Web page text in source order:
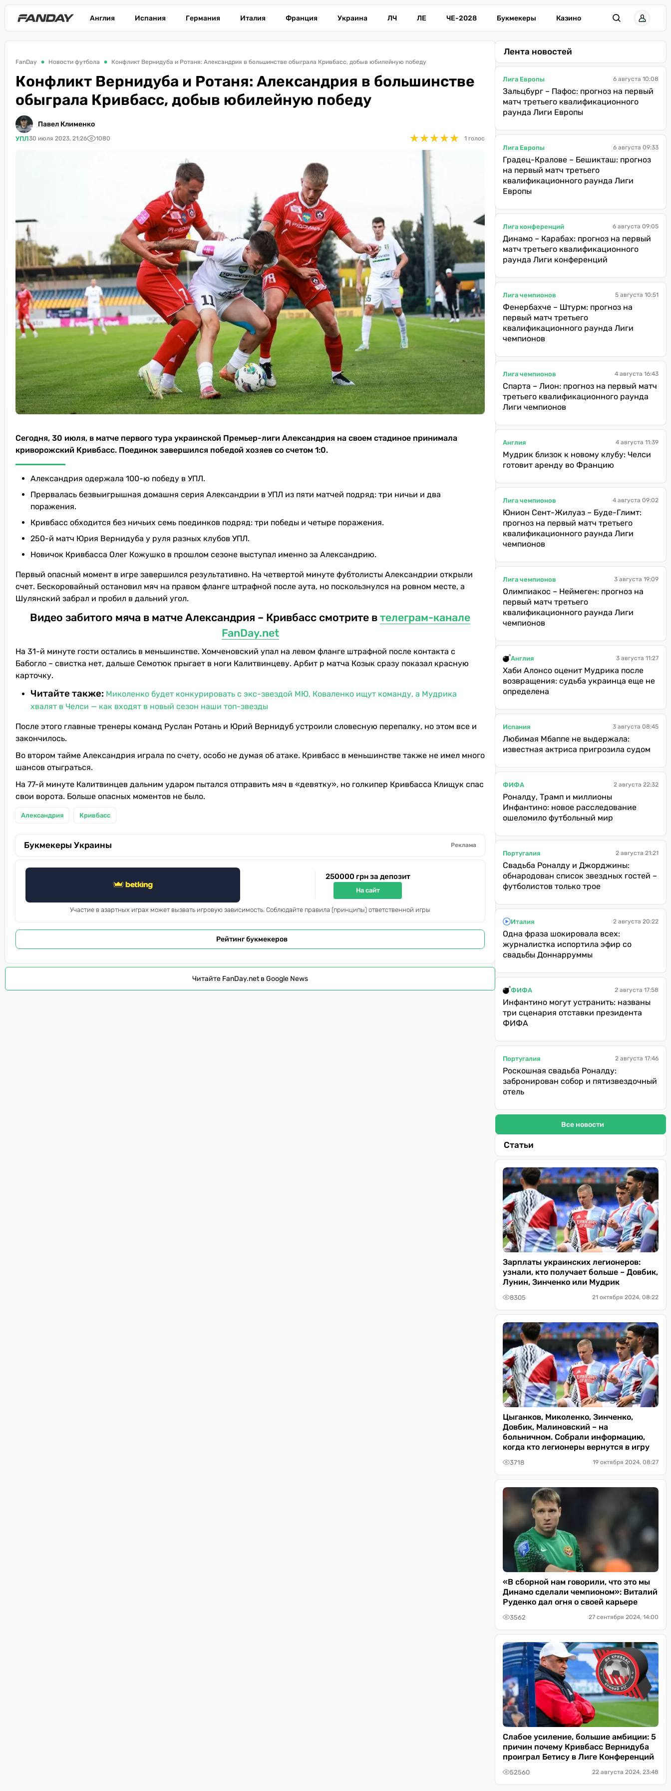
Англия Испания Германия Италия Франция Украина ЛЧ ЛЕ ЧЕ-2028 Букмекеры Казино
FanDay Новости футбола Конфликт Вернидуба и Ротаня: Александрия в большинстве обыграла Кривбасс, добыв юбилейную победу
Конфликт Вернидуба и Ротаня: Александрия в большинстве
обыграла Кривбасс, добыв юбилейную победу
Павел Клименко
УПЛ30 июля 2023, 21:26 1080 ★★★★★
★★★★★ 1 голос
Сегодня, 30 июля, в матче первого тура украинской Премьер-лиги Александрия на своем стадиное принимала
криворожский Кривбасс. Поединок завершился победой хозяев со счетом 1:0.
Александрия одержала 100-ю победу в УПЛ.
Прервалась безвыигрышная домашня серия Александрии в УПЛ из пяти матчей подряд: три ничьи и два
поражения.
Кривбасс обходится без ничьих семь поединков подряд: три победы и четыре поражения.
250-й матч Юрия Вернидуба у руля разных клубов УПЛ.
Новичок Кривбасса Олег Кожушко в прошлом сезоне выступал именно за Александрию.
Первый опасный момент в игре завершился результативно. На четвертой минуте фубтолисты Александрии открыли
счет. Бескоровайный остановил мяч на правом фланге штрафной после аута, но поскользнулся на ровном месте, а
Шулянский забрал и пробил в дальний угол.
Видео забитого мяча в матче Александрия – Кривбасс смотрите в телеграм-канале
FanDay.net
На 31-й минуте гости остались в меньшинстве. Хомченовский упал на левом фланге штрафной после контакта с
Бабогло – свистка нет, дальше Семотюк прыгает в ноги Калитвинцеву. Арбит р матча Козык сразу показал красную
карточку.
Читайте также: Миколенко будет конкурировать с экс-звездой МЮ, Коваленко ищут команду, а Мудрика
хвалят в Челси — как входят в новый сезон наши топ-звезды
После этого главные тренеры команд Руслан Ротань и Юрий Вернидуб устроили словесную перепалку, но этом все и
закончилось.
Во втором тайме Александрия играла по счету, особо не думая об атаке. Кривбасс в меньшинстве также не имел много
шансов отыграться.
На 77-й минуте Калитвинцев дальним ударом пытался отправить мяч в «девятку», но голкипер Кривбасса Клищук спас
свои ворота. Больше опасных моментов не было.
Александрия Кривбасс
Букмекеры Украины Реклама
250000 грн за депозит
На сайт
Участие в азартных играх может вызвать игровую зависимость. Соблюдайте правила (принципы) ответственной игры
Рейтинг букмекеров
Читайте FanDay.net в Google News
Лента новостей
Лига Европы 6 августа 10:08
Зальцбург – Пафос: прогноз на первый
матч третьего квалификационного
раунда Лиги Европы
Лига Европы 6 августа 09:33
Градец-Кралове – Бешикташ: прогноз
на первый матч третьего
квалификационного раунда Лиги
Европы
Лига конференций 6 августа 09:05
Динамо – Карабах: прогноз на первый
матч третьего квалификационного
раунда Лиги конференций
Лига чемпионов 5 августа 10:51
Фенербахче – Штурм: прогноз на
первый матч третьего
квалификационного раунда Лиги
чемпионов
Лига чемпионов 4 августа 16:43
Спарта – Лион: прогноз на первый матч
третьего квалификационного раунда
Лиги чемпионов
Англия 4 августа 11:39
Мудрик близок к новому клубу: Челси
готовит аренду во Францию
Лига чемпионов 4 августа 09:02
Юнион Сент-Жилуаз – Буде-Глимт:
прогноз на первый матч третьего
квалификационного раунда Лиги
чемпионов
Лига чемпионов 3 августа 19:09
Олимпиакос – Неймеген: прогноз на
первый матч третьего
квалификационного раунда Лиги
чемпионов
Англия 3 августа 11:27
Хаби Алонсо оценит Мудрика после
возвращения: судьба украинца еще не
определена
Испания 3 августа 08:45
Любимая Мбаппе не выдержала:
известная актриса пригрозила судом
ФИФА 2 августа 22:32
Роналду, Трамп и миллионы
Инфантино: новое расследование
ошеломило футбольный мир
Португалия 2 августа 21:21
Свадьба Роналду и Джорджины:
обнародован список звездных гостей –
футболистов только трое
Италия 2 августа 20:22
Одна фраза шокировала всех:
журналистка испортила эфир со
свадьбы Доннарруммы
ФИФА 2 августа 17:58
Инфантино могут устранить: названы
три сценария отставки президента
ФИФА
Португалия 2 августа 17:46
Роскошная свадьба Роналду:
забронирован собор и пятизвездочный
отель
Все новости
Статьи
Зарплаты украинских легионеров:
узнали, кто получает больше – Довбик,
Лунин, Зинченко или Мудрик
8305 21 октября 2024, 08:22
Цыганков, Миколенко, Зинченко,
Довбик, Малиновский – на
больничном. Собрали информацию,
когда кто легионеры вернутся в игру
3718 19 октября 2024, 08:27
«В сборной нам говорили, что это мы
Динамо сделали чемпионом»: Виталий
Руденко дал огня о своей карьере
3562 27 сентября 2024, 14:00
Слабое усиление, большие амбиции: 5
причин почему Кривбасс Вернидуба
проиграл Бетису в Лиге Конференций
52560 22 августа 2024, 23:48